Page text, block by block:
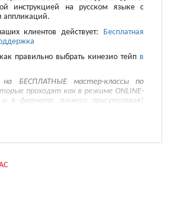
инструкцией на русском языке с
аппликаций.
клиентов действует: Бесплатная
правильно выбрать кинезио тейп в
на БЕСПЛАТНЫЕ мастер-классы по
проходят как в режиме ONLINE-
в формате личного присутствия!